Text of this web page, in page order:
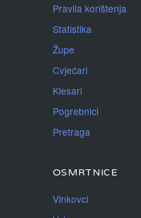
Pravila korištenja
Statistika
Župe
Cvjećari
Klesari
Pogrebnici
Pretraga
OSMRTNICE
Vinkovci